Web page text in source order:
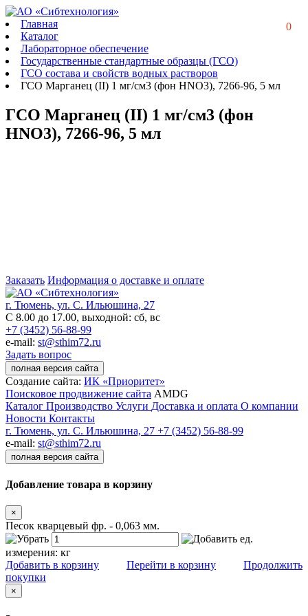
0
Главная
Каталог
Лабораторное обеспечение
Государственные стандартные образцы (ГСО)
ГСО состава и свойств водных растворов
ГСО Марганец (II) 1 мг/см3 (фон НNO3), 7266-96, 5 мл
ГСО Марганец (II) 1 мг/см3 (фон
НNO3), 7266-96, 5 мл
Заказать Информация о доставке и оплате
г. Тюмень, ул. С. Ильюшина, 27
С 8.00 до 17.00, выходной: сб, вс
+7 (3452) 56-88-99
e-mail: st@sthim72.ru
Задать вопрос
полная версия сайта
Создание сайта: ИК «Приоритет»
Поисковое продвижение сайта AMDG
Каталог Производство Услуги Доставка и оплата О компании
Новости Контакты
г. Тюмень, ул. С. Ильюшина, 27 +7 (3452) 56-88-99
e-mail: st@sthim72.ru
полная версия сайта
Добавление товара в корзину
×
Песок кварцевый фр. - 0,063 мм.
ед.
измерения: кг
Добавить в корзину
Перейти в корзину
Продолжить
покупки
×